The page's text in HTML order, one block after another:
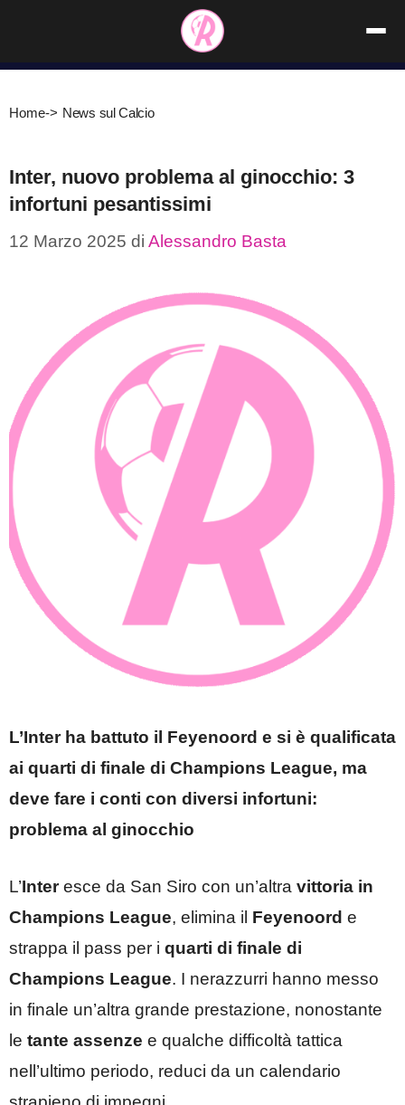
contenuto
Home-> News sul Calcio
Inter, nuovo problema al ginocchio: 3
infortuni pesantissimi
12 Marzo 2025 di Alessandro Basta
L’Inter ha battuto il Feyenoord e si è qualificata
ai quarti di finale di Champions League, ma
deve fare i conti con diversi infortuni:
problema al ginocchio
L’Interesce da San Siro con un’altra vittoria in
Champions League, elimina il Feyenoord e
strappa il pass per i quarti di finale di
Champions League. I nerazzurri hanno messo
in finale un’altra grande prestazione, nonostante
le tante assenze e qualche difficoltà tattica
nell’ultimo periodo, reduci da un calendario